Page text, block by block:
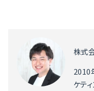
株式
2010
ケテ